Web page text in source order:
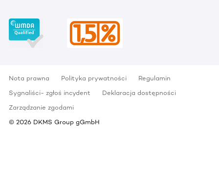
Nota prawna Polityka prywatności
Regulamin
Sygnaliści- zgłoś incydent
Deklaracja dostępności
Zarządzanie zgodami
© 2026 DKMS Group gGmbH